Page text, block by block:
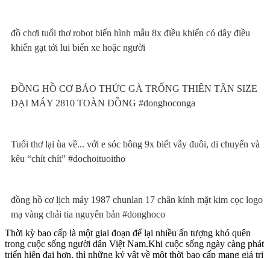
đồ chơi tuổi thơ robot biến hình mẫu 8x điều khiển có dây điều
khiển gạt tới lui biến xe hoặc người
ĐỒNG HỒ CƠ BÁO THỨC GÀ TRỐNG THIÊN TÂN SIZE
ĐẠI MÁY 2810 TOÀN ĐỒNG #donghoconga
Tuổi thơ lại ùa về... với e sóc bông 9x biết vẫy đuôi, di chuyển và
kêu “chít chít” #dochoituoitho
đồng hồ cơ lịch máy 1987 chunlan 17 chân kính mặt kim cọc logo
mạ vàng chải tia nguyên bản #donghoco
Thời kỳ bao cấp là một giai đoạn để lại nhiều ấn tượng khó quên
trong cuộc sống người dân Việt Nam.Khi cuộc sống ngày càng phát
triển hiện đại hơn, thì những kỷ vật về một thời bao cấp mang giá trị